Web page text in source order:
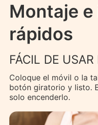
Montaje
rápidos
FÁCIL DE
Coloque el móvil o la
botón giratorio y listo.
solo encenderlo.